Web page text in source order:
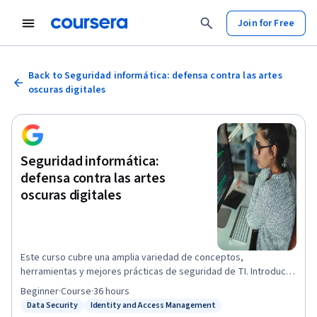
Join for Free
Back to Seguridad informática: defensa contra las artes
oscuras digitales
Seguridad informática:
defensa contra las artes
oscuras digitales
Este curso cubre una amplia variedad de conceptos,
herramientas y mejores prácticas de seguridad de TI. Introduce
amenazas y ataques, y las muchas formas en que pueden
aparecer. Te daremos algunos antecedentes de algoritmos de
Status: Data Security
Data Security
Status: Identity and Access Management
Identity and Access Management
Beginner·Course·36 hours